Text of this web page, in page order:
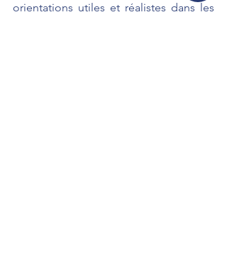
orientations utiles et réalistes dans les